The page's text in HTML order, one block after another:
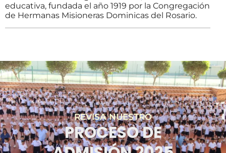
educativa, fundada el año 1919 por la Congregación
de Hermanas Misioneras Dominicas del Rosario.
REVISA NUESTRO
PROCESO DE